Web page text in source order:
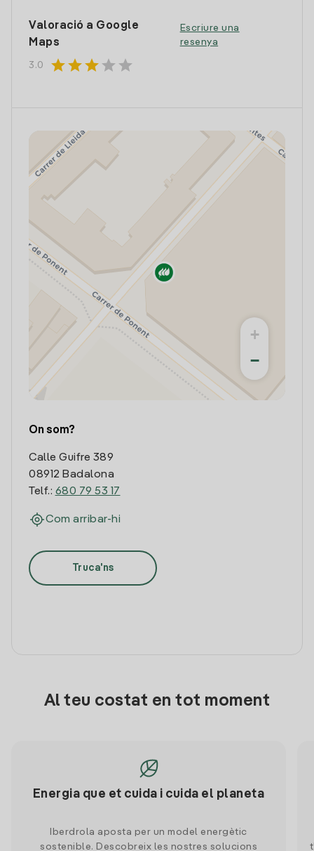
Valoració a Google
Maps
3.0 starstarstar star star
Escriure una
resenya
+
−
On som?
Calle Guifre 389
08912 Badalona
Telf.: 680 79 53 17
Com arribar-hi
Truca'ns
Al teu costat en tot moment
Energia que et cuida i cuida el planeta
Iberdrola aposta per un model energètic
sostenible. Descobreix les nostres solucions